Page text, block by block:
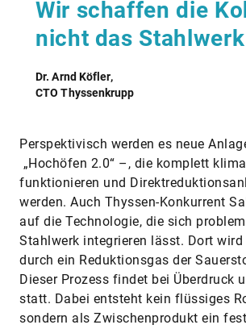
Wir schaffen die
nicht das Stahlwerk
Dr. Arnd Köfler,
CTO Thyssenkrupp
Perspektivisch werden es neue
„Hochöfen 2.0“ –, die komplett
funktionieren und
werden. Auch Thyssen-Konkurrent
auf die Technologie, die sich
Stahlwerk integrieren lässt. Dort wird
durch ein Reduktionsgas der
Dieser Prozess findet bei Überdruck
statt. Dabei entsteht kein flüssiges
sondern als Zwischenprodukt ein